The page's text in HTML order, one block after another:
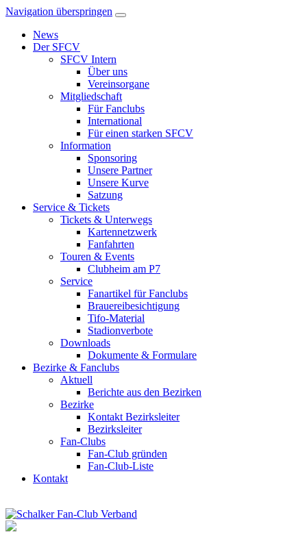
Navigation überspringen
News
Der SFCV
SFCV Intern
Über uns
Vereinsorgane
Mitgliedschaft
Für Fanclubs
International
Für einen starken SFCV
Information
Sponsoring
Unsere Partner
Unsere Kurve
Satzung
Service & Tickets
Tickets & Unterwegs
Kartennetzwerk
Fanfahrten
Touren & Events
Clubheim am P7
Service
Fanartikel für Fanclubs
Brauereibesichtigung
Tifo-Material
Stadionverbote
Downloads
Dokumente & Formulare
Bezirke & Fanclubs
Aktuell
Berichte aus den Bezirken
Bezirke
Kontakt Bezirksleiter
Bezirksleiter
Fan-Clubs
Fan-Club gründen
Fan-Club-Liste
Kontakt